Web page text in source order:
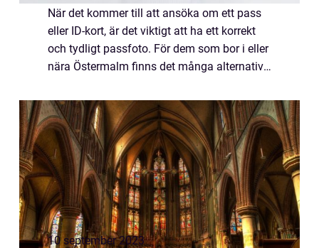
När det kommer till att ansöka om ett pass
eller ID-kort, är det viktigt att ha ett korrekt
och tydligt passfoto. För dem som bor i eller
nära Östermalm finns det många alternativ
10 september 2023